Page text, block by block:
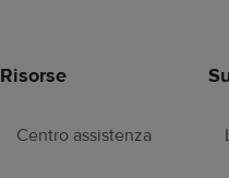
Risorse
Centro assistenza